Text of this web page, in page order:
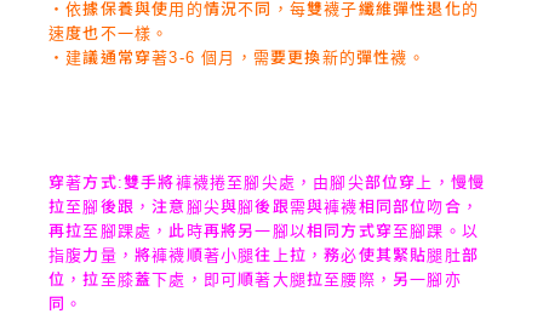
‧依據保養與使用的情況不同，每雙襪子纖維彈性退化的
速度也不一樣。
‧建議通常穿著3-6 個月，需要更換新的彈性襪。
穿著方式:雙手將褲襪捲至腳尖處，由腳尖部位穿上，慢慢
拉至腳後跟，注意腳尖與腳後跟需與褲襪相同部位吻合，
再拉至腳踝處，此時再將另一腳以相同方式穿至腳踝。以
指腹力量，將褲襪順著小腿往上拉，務必使其緊貼腿肚部
位，拉至膝蓋下處，即可順著大腿拉至腰際，另一腳亦
同。